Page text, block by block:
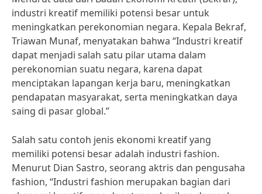
industri kreatif memiliki potensi besar untuk
meningkatkan perekonomian negara. Kepala Bekraf,
Triawan Munaf, menyatakan bahwa “Industri kreatif
dapat menjadi salah satu pilar utama dalam
perekonomian suatu negara, karena dapat
menciptakan lapangan kerja baru, meningkatkan
pendapatan masyarakat, serta meningkatkan daya
saing di pasar global.”
Salah satu contoh jenis ekonomi kreatif yang
memiliki potensi besar adalah industri fashion.
Menurut Dian Sastro, seorang aktris dan pengusaha
fashion, “Industri fashion merupakan bagian dari